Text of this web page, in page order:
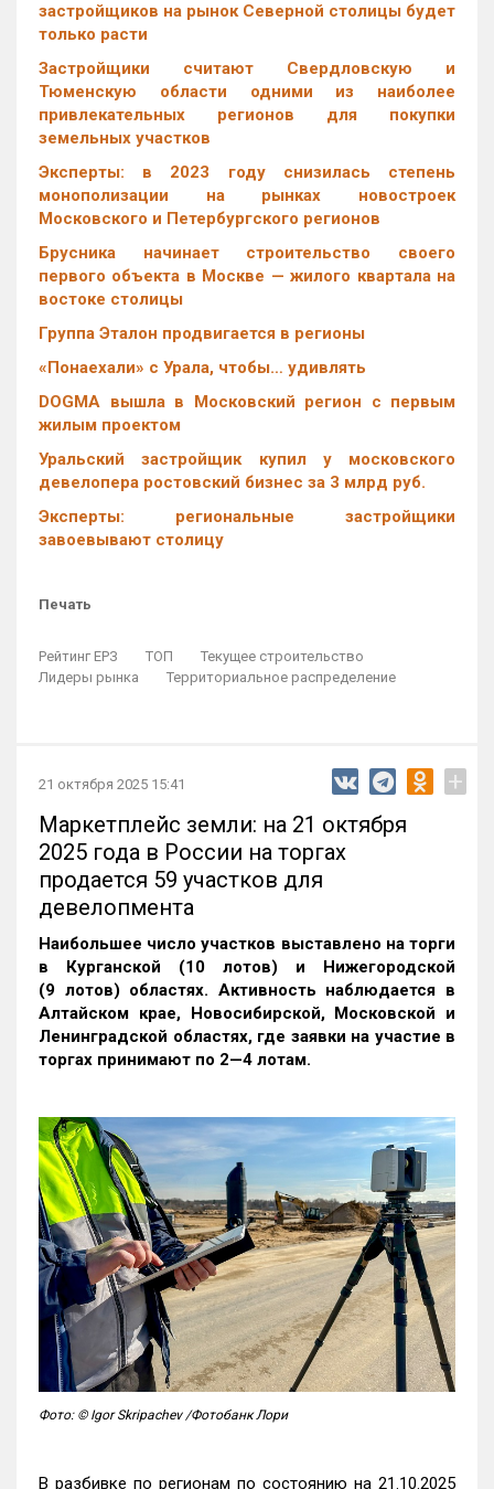
застройщиков на рынок Северной столицы будет
только расти
Застройщики считают Свердловскую и
Тюменскую области одними из наиболее
привлекательных регионов для покупки
земельных участков
Эксперты: в 2023 году снизилась степень
монополизации на рынках новостроек
Московского и Петербургского регионов
Брусника начинает строительство своего
первого объекта в Москве — жилого квартала на
востоке столицы
Группа Эталон продвигается в регионы
«Понаехали» с Урала, чтобы… удивлять
DOGMA вышла в Московский регион с первым
жилым проектом
Уральский застройщик купил у московского
девелопера ростовский бизнес за 3 млрд руб.
Эксперты: региональные застройщики
завоевывают столицу
Печать
Рейтинг ЕРЗ ТОП
Текущее строительство
Лидеры рынка
Территориальное распределение
21 октября 2025 15:41 +
Маркетплейс земли: на 21 октября
2025 года в России на торгах
продается 59 участков для
девелопмента
Наибольшее число участков выставлено на торги
в Курганской (10 лотов) и Нижегородской
(9 лотов) областях. Активность наблюдается в
Алтайском крае, Новосибирской, Московской и
Ленинградской областях, где заявки на участие в
торгах принимают по 2—4 лотам.
Фото: © Igor Skripachev /Фотобанк Лори
В разбивке по регионам по состоянию на 21.10.2025